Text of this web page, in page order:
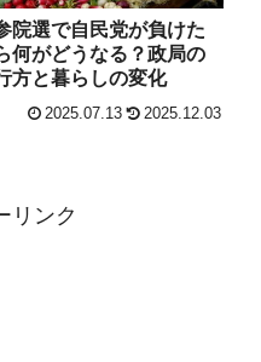
院選で自民党が負けた
何がどうなる？政局の
方と暮らしの変化
2025.07.13 2025.12.03
リンク